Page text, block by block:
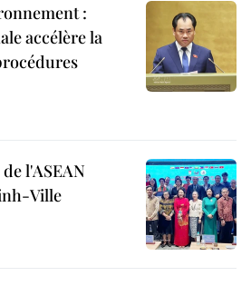
:
accélère la
l'ASEAN
Ville